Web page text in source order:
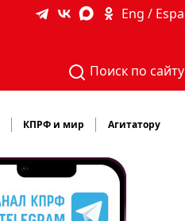
Eng / Espa
Поиск по сайту
КПРФ и мир Агитатору